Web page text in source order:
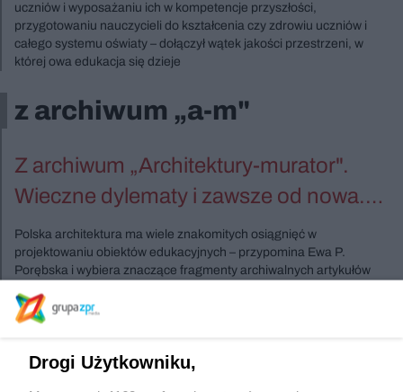
uczniów i wyposażaniu ich w kompetencje przyszłości,
przygotowaniu nauczycieli do kształcenia czy zdrowiu uczniów i
całego systemu oświaty – dołączył wątek jakości przestrzeni, w
której owa edukacja się dzieje
z archiwum „a-m"
Z archiwum „Architektury-murator".
Wieczne dylematy i zawsze od nowa.
Architektura edukacji
Polska architektura ma wiele znakomitych osiągnięć w
projektowaniu obiektów edukacyjnych – przypomina Ewa P.
Porębska i wybiera znaczące fragmenty archiwalnych artykułów
Szukasz innych wydań ?
Drogi Użytkowniku,